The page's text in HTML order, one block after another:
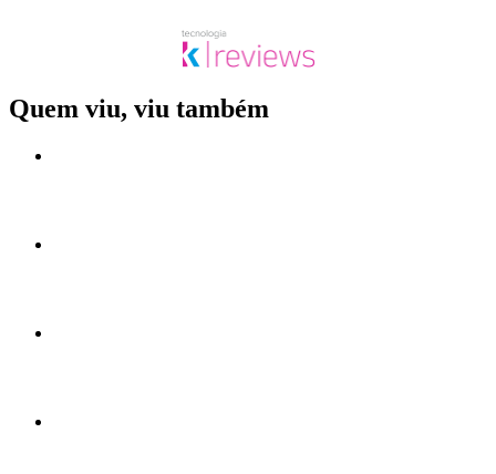
Quem viu, viu também